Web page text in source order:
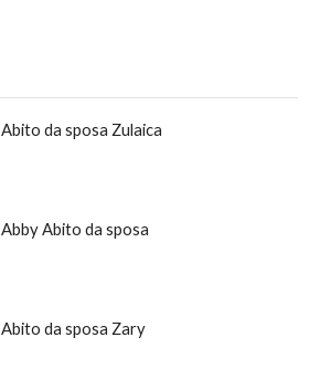
Abito da sposa Zulaica
Abby Abito da sposa
Abito da sposa Zary